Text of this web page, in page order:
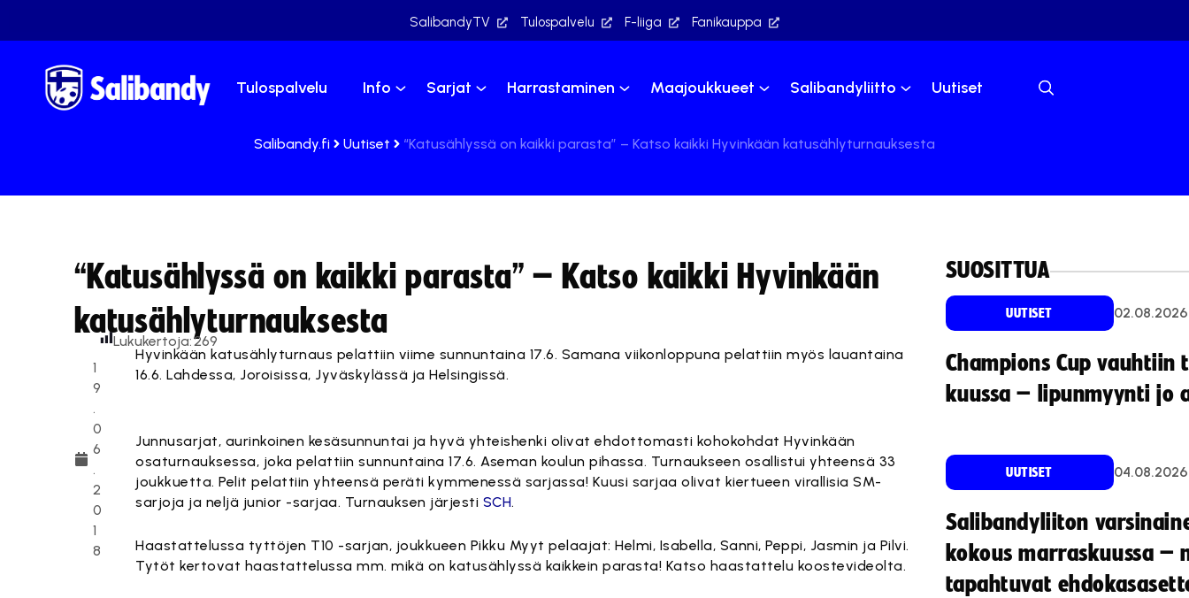
SalibandyTV Tulospalvelu F-liiga Fanikauppa
Tulospalvelu Info Sarjat Harrastaminen Maajoukkueet Salibandyliitto Uutiset
Salibandy.fi Uutiset “Katusählyssä on kaikki parasta” – Katso kaikki Hyvinkään katusählyturnauksesta
“Katusählyssä on kaikki parasta” – Katso kaikki Hyvinkään
katusählyturnauksesta
1
9
.
0
6
.
2
0
1
8
Lukukertoja:269
Hyvinkään katusählyturnaus pelattiin viime sunnuntaina 17.6. Samana viikonloppuna pelattiin myös lauantaina
16.6. Lahdessa, Joroisissa, Jyväskylässä ja Helsingissä.
Hyväksy markkinointievästeet
Junnusarjat, aurinkoinen kesäsunnuntai ja hyvä yhteishenki olivat ehdottomasti kohokohdat Hyvinkään
osaturnauksessa, joka pelattiin sunnuntaina 17.6. Aseman koulun pihassa. Turnaukseen osallistui yhteensä 33
joukkuetta. Pelit pelattiin yhteensä peräti kymmenessä sarjassa! Kuusi sarjaa olivat kiertueen virallisia SM-
sarjoja ja neljä junior -sarjaa. Turnauksen järjesti SCH.
Haastattelussa tyttöjen T10 -sarjan, joukkueen Pikku Myyt pelaajat: Helmi, Isabella, Sanni, Peppi, Jasmin ja Pilvi.
Tytöt kertovat haastattelussa mm. mikä on katusählyssä kaikkein parasta! Katso haastattelu koostevideolta.
SUOSITTUA
UUTISET 02.08.2026
Champions Cup vauhtiin
kuussa – lipunmyynti jo
UUTISET 04.08.2026
Salibandyliiton
kokous marraskuussa –
tapahtuvat